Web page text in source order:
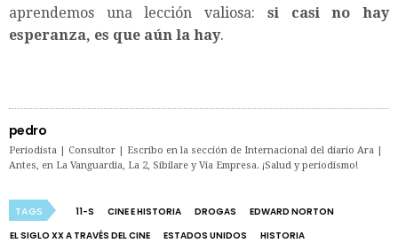
aprendemos una lección valiosa: si casi no hay
esperanza, es que aún la hay.
pedro
Periodista | Consultor | Escribo en la sección de Internacional del diario Ara |
Antes, en La Vanguardia, La 2, Sibilare y Vía Empresa. ¡Salud y periodismo!
TAGS 11-S CINE E HISTORIA DROGAS
EDWARD NORTON
EL SIGLO XX A TRAVÉS DEL CINE
ESTADOS UNIDOS
HISTORIA